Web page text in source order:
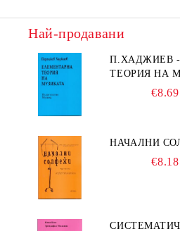
Най-продавани
П.ХАДЖИЕВ
ТЕОРИЯ НА
€8.69
НАЧАЛНИ
€8.18